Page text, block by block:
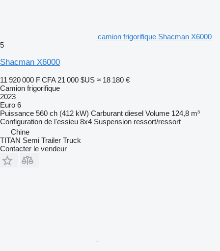
camion frigorifique Shacman X6000
5
Shacman X6000
11 920 000 F CFA 21 000 $US ≈ 18 180 €
Camion frigorifique
2023
Euro 6
Puissance 560 ch (412 kW) Carburant diesel Volume 124,8 m³
Configuration de l'essieu 8x4 Suspension ressort/ressort
Chine
TITAN Semi Trailer Truck
Contacter le vendeur